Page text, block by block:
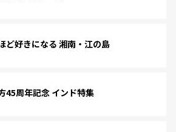
ど好きになる 湘南・江の島
45周年記念 インド特集